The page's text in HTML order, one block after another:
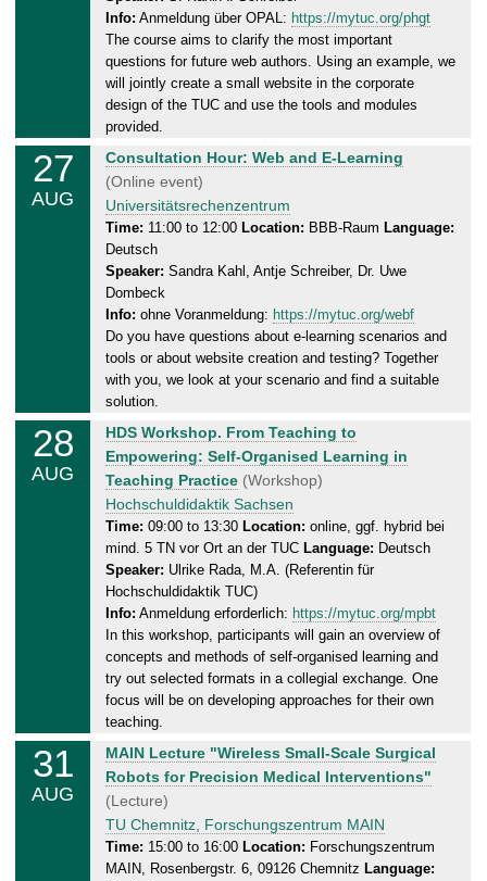
6
a
y
2
7
0
8
.
2
0
2
6
Info: Anmeldung über OPAL: https://mytuc.org/phgt
The course aims to clarify the most important
questions for future web authors. Using an example, we
will jointly create a small website in the corporate
design of the TUC and use the tools and modules
provided.
27
AUG
T
h
u
r
s
d
a
y
7
0
8
.
2
2
6
Consultation Hour: Web and E-Learning
(Online event)
Universitätsrechenzentrum
Time: 11:00 to 12:00 Location: BBB-Raum Language:
Deutsch
Speaker: Sandra Kahl, Antje Schreiber, Dr. Uwe
Dombeck
Info: ohne Voranmeldung: https://mytuc.org/webf
Do you have questions about e-learning scenarios and
tools or about website creation and testing? Together
with you, we look at your scenario and find a suitable
solution.
28
AUG
F
r
i
d
a
y
,
2
8
0
8
.
0
2
6
HDS Workshop. From Teaching to
Empowering: Self-Organised Learning in
Teaching Practice (Workshop)
Hochschuldidaktik Sachsen
Time: 09:00 to 13:30 Location: online, ggf. hybrid bei
mind. 5 TN vor Ort an der TUC Language: Deutsch
Speaker: Ulrike Rada, M.A. (Referentin für
Hochschuldidaktik TUC)
Info: Anmeldung erforderlich: https://mytuc.org/mpbt
In this workshop, participants will gain an overview of
concepts and methods of self-organised learning and
try out selected formats in a collegial exchange. One
focus will be on developing approaches for their own
teaching.
31
AUG
M
o
n
d
a
y
MAIN Lecture "Wireless Small-Scale Surgical
Robots for Precision Medical Interventions"
(Lecture)
TU Chemnitz, Forschungszentrum MAIN
Time: 15:00 to 16:00 Location: Forschungszentrum
MAIN, Rosenbergstr. 6, 09126 Chemnitz Language: